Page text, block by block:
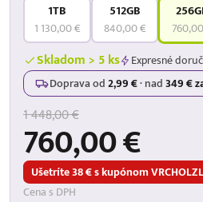
1TB
1 130,00 €
512GB
840,00 €
Skladom > 5 ks
Expresné
Doprava od2,99 €·nad349 €
1 448,00 €
760,00 €
Ušetríte 38 € s kupónom
Cena s DPH